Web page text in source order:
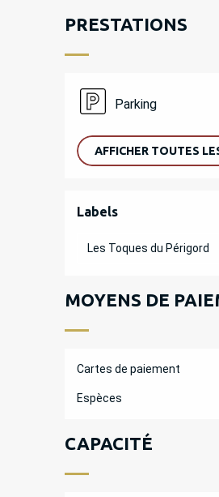
PRESTATIONS
Parking
AFFICHER TOUTES
OFFRES
Labels
Labels
Les Toques du Périgord
MOYENS DE
Cartes de paiement
Espèces
CAPACITÉ